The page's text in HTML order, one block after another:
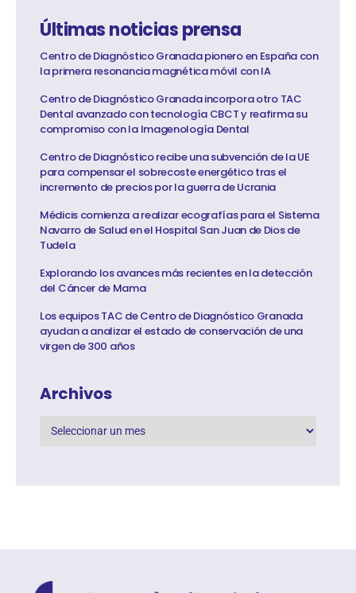
Últimas noticias prensa
Centro de Diagnóstico Granada pionero en España con
la primera resonancia magnética móvil con IA
Centro de Diagnóstico Granada incorpora otro TAC
Dental avanzado con tecnología CBCT y reafirma su
compromiso con la Imagenología Dental
Centro de Diagnóstico recibe una subvención de la UE
para compensar el sobrecoste energético tras el
incremento de precios por la guerra de Ucrania
Médicis comienza a realizar ecografías para el Sistema
Navarro de Salud en el Hospital San Juan de Dios de
Tudela
Explorando los avances más recientes en la detección
del Cáncer de Mama
Los equipos TAC de Centro de Diagnóstico Granada
ayudan a analizar el estado de conservación de una
virgen de 300 años
Archivos